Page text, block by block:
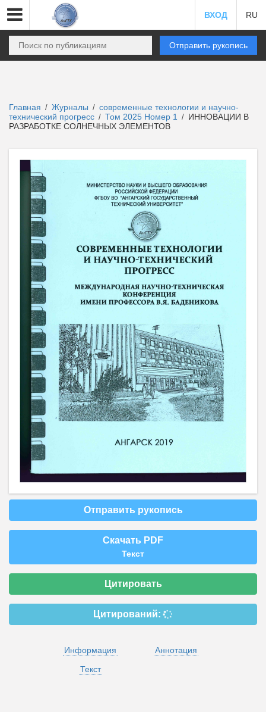
ВХОД RU
Отправить рукопись
Главная / Журналы / современные технологии и научно-
технический прогресс / Том 2025 Номер 1 / ИННОВАЦИИ В
РАЗРАБОТКЕ СОЛНЕЧНЫХ ЭЛЕМЕНТОВ
Отправить рукопись
Скачать PDF
Текст
Цитировать
Цитирований:
Информация
Аннотация
Текст